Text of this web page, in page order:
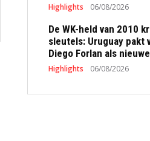
Highlights 06/08/2026
De WK-held van 2010
sleutels: Uruguay pakt
Diego Forlan als
Highlights 06/08/2026